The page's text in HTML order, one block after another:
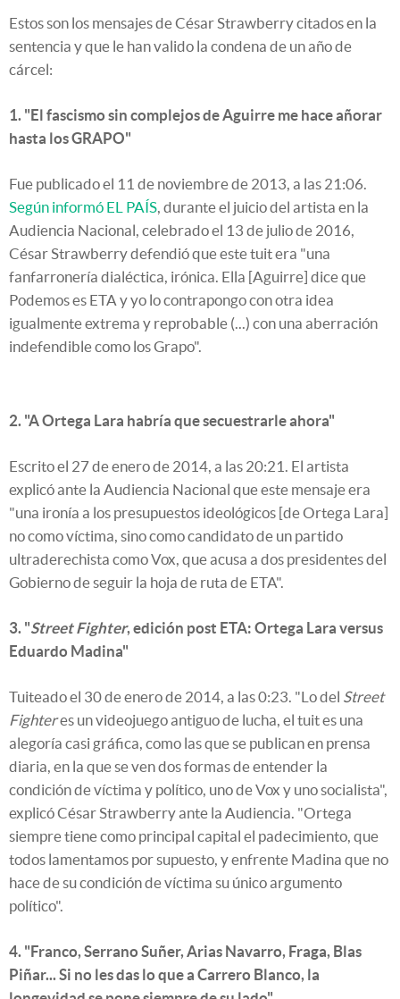
Estos son los mensajes de César Strawberry citados en la
sentencia y que le han valido la condena de un año de
cárcel:
1. "El fascismo sin complejos de Aguirre me hace añorar
hasta los GRAPO"
Fue publicado el 11 de noviembre de 2013, a las 21:06.
Según informó EL PAÍS, durante el juicio del artista en la
Audiencia Nacional, celebrado el 13 de julio de 2016,
César Strawberry defendió que este tuit era "una
fanfarronería dialéctica, irónica. Ella [Aguirre] dice que
Podemos es ETA y yo lo contrapongo con otra idea
igualmente extrema y reprobable (...) con una aberración
indefendible como los Grapo".
2. "A Ortega Lara habría que secuestrarle ahora"
Escrito el 27 de enero de 2014, a las 20:21. El artista
explicó ante la Audiencia Nacional que este mensaje era
"una ironía a los presupuestos ideológicos [de Ortega Lara]
no como víctima, sino como candidato de un partido
ultraderechista como Vox, que acusa a dos presidentes del
Gobierno de seguir la hoja de ruta de ETA".
3. "Street Fighter, edición post ETA: Ortega Lara versus
Eduardo Madina"
Tuiteado el 30 de enero de 2014, a las 0:23. "Lo del Street
Fighteres un videojuego antiguo de lucha, el tuit es una
alegoría casi gráfica, como las que se publican en prensa
diaria, en la que se ven dos formas de entender la
condición de víctima y político, uno de Vox y uno socialista",
explicó César Strawberry ante la Audiencia. "Ortega
siempre tiene como principal capital el padecimiento, que
todos lamentamos por supuesto, y enfrente Madina que no
hace de su condición de víctima su único argumento
político".
4. "Franco, Serrano Suñer, Arias Navarro, Fraga, Blas
Piñar... Si no les das lo que a Carrero Blanco, la